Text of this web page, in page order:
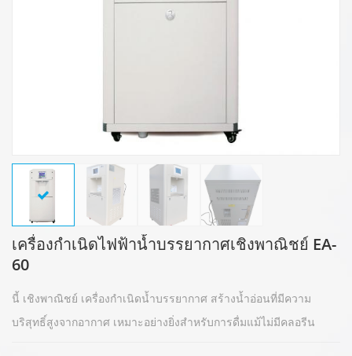
เครื่องกำเนิดไฟฟ้าน้ำบรรยากาศเชิงพาณิชย์ EA-
60
นี้ เชิงพาณิชย์ เครื่องกำเนิดน้ำบรรยากาศ สร้างน้ำอ่อนที่มีความ
บริสุทธิ์สูงจากอากาศ เหมาะอย่างยิ่งสำหรับการดื่มแม้ไม่มีคลอรีน